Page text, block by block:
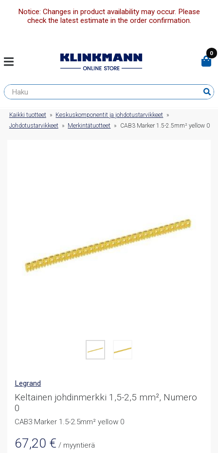
Notice: Changes in product availability may occur. Please
check the latest estimate in the order confirmation.
0
Kaikki tuotteet » Keskuskomponentit ja johdotustarvikkeet »
Johdotustarvikkeet » Merkintätuotteet » CAB3 Marker 1.5-2.5mm² yellow 0
Legrand
Keltainen johdinmerkki 1,5-2,5 mm², Numero
0
CAB3 Marker 1.5-2.5mm² yellow 0
67,20 € / myyntierä